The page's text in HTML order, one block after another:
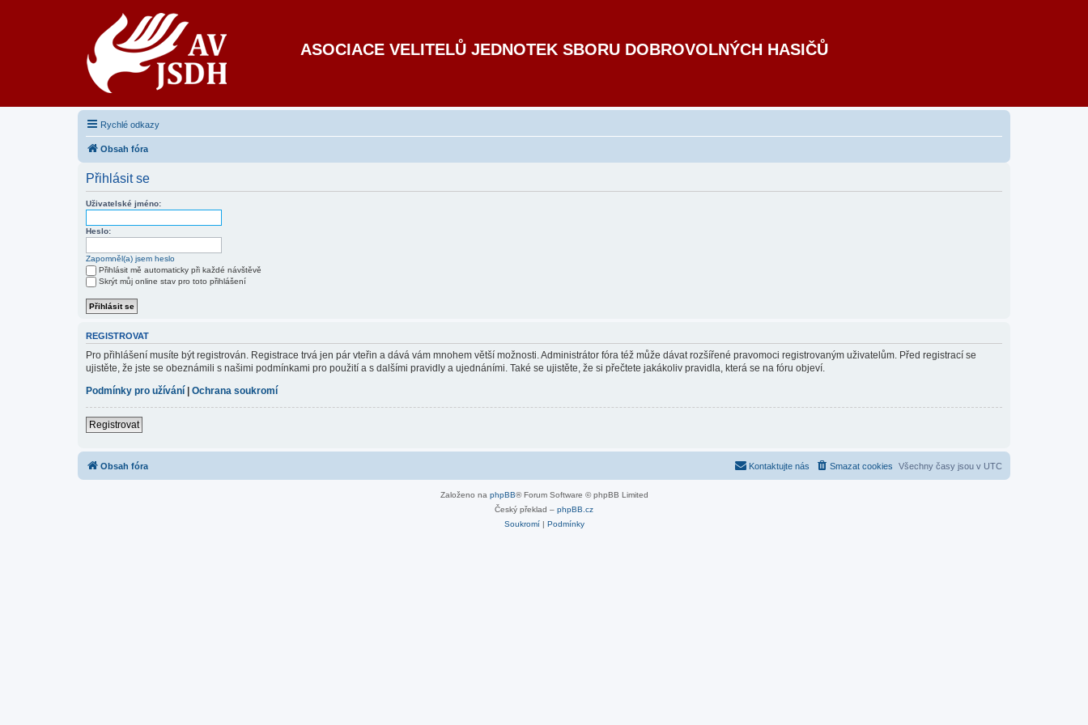
ASOCIACE VELITELŮ JEDNOTEK SBORU DOBROVOLNÝCH HASIČŮ
Rychlé odkazy
Obsah fóra
Přihlásit se
Uživatelské jméno:
Heslo:
Zapomněl(a) jsem heslo
Přihlásit mě automaticky při každé návštěvě
Skrýt můj online stav pro toto přihlášení
REGISTROVAT
Pro přihlášení musíte být registrován. Registrace trvá jen pár vteřin a dává vám mnohem větší možnosti. Administrátor fóra též může dávat rozšířené pravomoci registrovaným uživatelům. Před registrací se
ujistěte, že jste se obeznámili s našimi podmínkami pro použití a s dalšími pravidly a ujednáními. Také se ujistěte, že si přečtete jakákoliv pravidla, která se na fóru objeví.
Podmínky pro užívání | Ochrana soukromí
Registrovat
Obsah fóra Všechny časy jsou v UTC
Smazat cookies
Kontaktujte nás
Založeno na phpBB® Forum Software © phpBB Limited
Český překlad – phpBB.cz
Soukromí| Podmínky